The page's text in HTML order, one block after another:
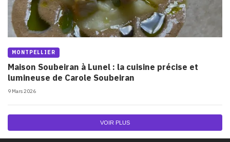
MONTPELLIER
Maison Soubeiran à Lunel : la cuisine précise et
lumineuse de Carole Soubeiran
9 Mars 2026
VOIR PLUS